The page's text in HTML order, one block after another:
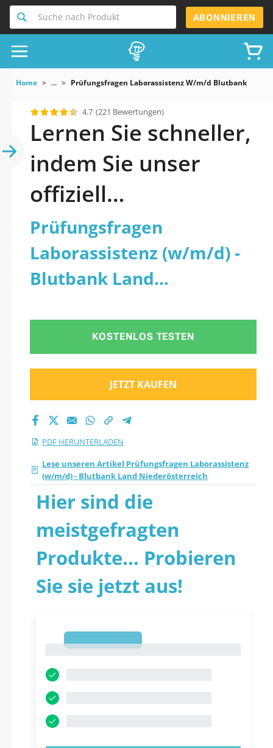
Suche nach Produkt ABONNIEREN
Home ... Prüfungsfragen Laborassistenz W/m/d Blutbank Land
4.7 (221 Bewertungen)
Lernen Sie schneller,
indem Sie unser
offiziell
aktualisiertes
Prüfungsfragen
Laborassistenz
(w/m/d) - Blutbank
Land
Niederösterreich
2026 PDF
herunterladen
Prüfungsfragen
Laborassistenz (w/m/d) -
Blutbank Land
KOSTENLOS TESTEN
JETZT KAUFEN
PDF HERUNTERLADEN
Lese unseren Artikel Prüfungsfragen Laborassistenz
(w/m/d) - Blutbank Land Niederösterreich
Hier sind die
meistgefragten
Produkte... Probieren
Sie sie jetzt aus!